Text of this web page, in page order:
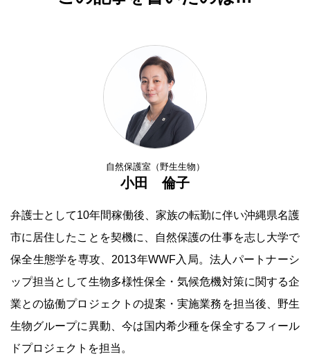
自然保護室（野生生物）
小田 倫子
弁護士として10年間稼働後、家族の転勤に伴い沖縄県名護
市に居住したことを契機に、自然保護の仕事を志し大学で
保全生態学を専攻、2013年WWF入局。法人パートナーシ
ップ担当として生物多様性保全・気候危機対策に関する企
業との協働プロジェクトの提案・実施業務を担当後、野生
生物グループに異動、今は国内希少種を保全するフィール
ドプロジェクトを担当。